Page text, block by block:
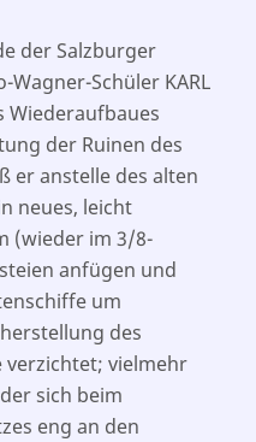
der Salzburger
Schüler KARL
Wiederaufbaues
der Ruinen des
er anstelle des alten
neues, leicht
(wieder im 3/8-
anfügen und
um
des
verzichtet; vielmehr
sich beim
eng an den